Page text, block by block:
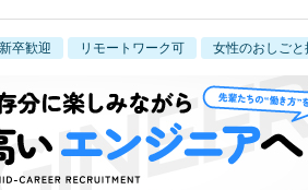
卒歓迎 リモートワーク可 女性のおしごと